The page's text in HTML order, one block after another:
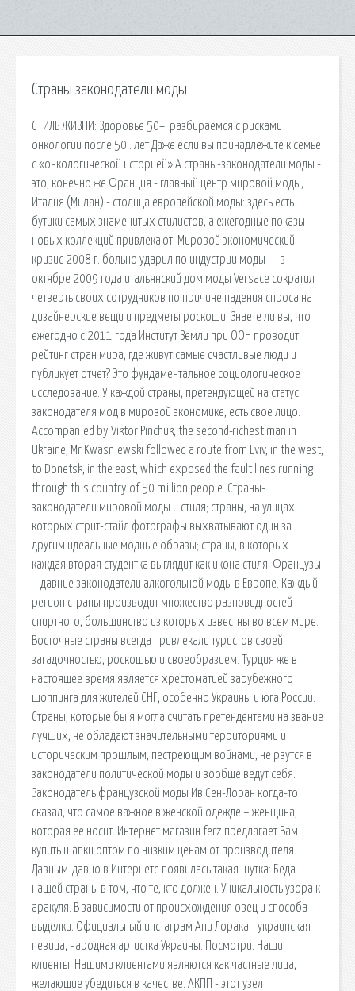
Страны законодатели моды
СТИЛЬ ЖИЗНИ: Здоровье 50+: разбираемся с рисками
онкологии после 50 . лет Даже если вы принадлежите к семье
с «онкологической историей» А страны-законодатели моды -
это, конечно же Франция - главный центр мировой моды,
Италия (Милан) - столица европейской моды: здесь есть
бутики самых знаменитых стилистов, а ежегодные показы
новых коллекций привлекают. Мировой экономический
кризис 2008 г. больно ударил по индустрии моды — в
октябре 2009 года итальянский дом моды Versace сократил
четверть своих сотрудников по причине падения спроса на
дизайнерские вещи и предметы роскоши. Знаете ли вы, что
ежегодно с 2011 года Институт Земли при ООН проводит
рейтинг стран мира, где живут самые счастливые люди и
публикует отчет? Это фундаментальное социологическое
исследование. У каждой страны, претендующей на статус
законодателя мод в мировой экономике, есть свое лицо.
Accompanied by Viktor Pinchuk, the second-richest man in
Ukraine, Mr Kwasniewski followed a route from Lviv, in the west,
to Donetsk, in the east, which exposed the fault lines running
through this country of 50 million people. Страны-
законодатели мировой моды и стиля; страны, на улицах
которых стрит-стайл фотографы выхватывают один за
другим идеальные модные образы; страны, в которых
каждая вторая студентка выглядит как икона стиля. Французы
– давние законодатели алкогольной моды в Европе. Каждый
регион страны производит множество разновидностей
спиртного, большинство из которых известны во всем мире.
Восточные страны всегда привлекали туристов своей
загадочностью, роскошью и своеобразием. Турция же в
настоящее время является хрестоматией зарубежного
шоппинга для жителей СНГ, особенно Украины и юга России.
Страны, которые бы я могла считать претендентами на звание
лучших, не обладают значительными территориями и
историческим прошлым, пестреющим войнами, не рвутся в
законодатели политической моды и вообще ведут себя.
Законодатель французской моды Ив Сен-Лоран когда-то
сказал, что самое важное в женской одежде – женщина,
которая ее носит. Интернет магазин ferz предлагает Вам
купить шапки оптом по низким ценам от производителя.
Давным-давно в Интернете появилась такая шутка: Беда
нашей страны в том, что те, кто должен. Уникальность узора к
аракуля. В зависимости от происхождения овец и способа
выделки. Официальный инстаграм Ани Лорака - украинская
певица, народная артистка Украины. Посмотри. Наши
клиенты. Нашими клиентами являются как частные лица,
желающие убедиться в качестве. АКПП - этот узел